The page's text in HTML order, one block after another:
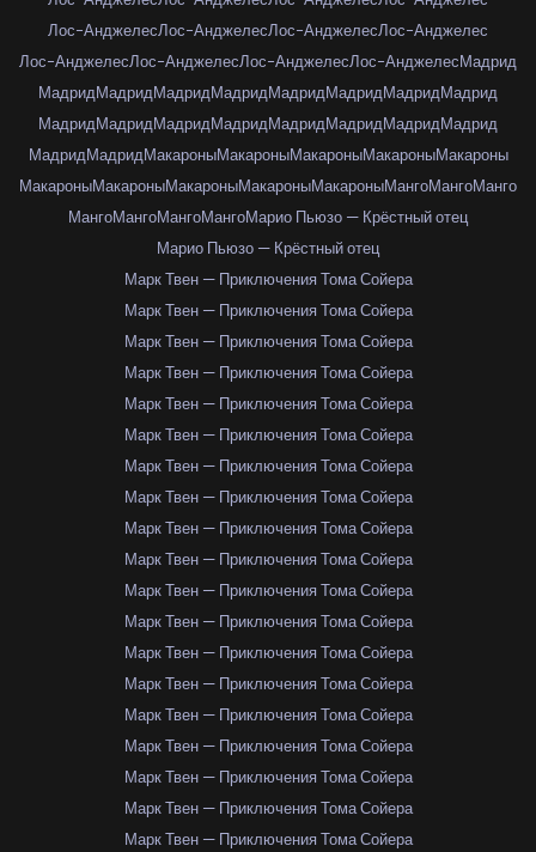
Лос-АнджелесЛос-АнджелесЛос-АнджелесЛос-Анджелес
Лос-АнджелесЛос-АнджелесЛос-АнджелесЛос-АнджелесМадрид
МадридМадридМадридМадридМадридМадридМадридМадрид
МадридМадридМадридМадридМадридМадридМадридМадрид
МадридМадридМакароныМакароныМакароныМакароныМакароны
МакароныМакароныМакароныМакароныМакароныМангоМангоМанго
МангоМангоМангоМангоМарио Пьюзо — Крёстный отец
Марио Пьюзо — Крёстный отец
Марк Твен — Приключения Тома Сойера
Марк Твен — Приключения Тома Сойера
Марк Твен — Приключения Тома Сойера
Марк Твен — Приключения Тома Сойера
Марк Твен — Приключения Тома Сойера
Марк Твен — Приключения Тома Сойера
Марк Твен — Приключения Тома Сойера
Марк Твен — Приключения Тома Сойера
Марк Твен — Приключения Тома Сойера
Марк Твен — Приключения Тома Сойера
Марк Твен — Приключения Тома Сойера
Марк Твен — Приключения Тома Сойера
Марк Твен — Приключения Тома Сойера
Марк Твен — Приключения Тома Сойера
Марк Твен — Приключения Тома Сойера
Марк Твен — Приключения Тома Сойера
Марк Твен — Приключения Тома Сойера
Марк Твен — Приключения Тома Сойера
Марк Твен — Приключения Тома Сойера